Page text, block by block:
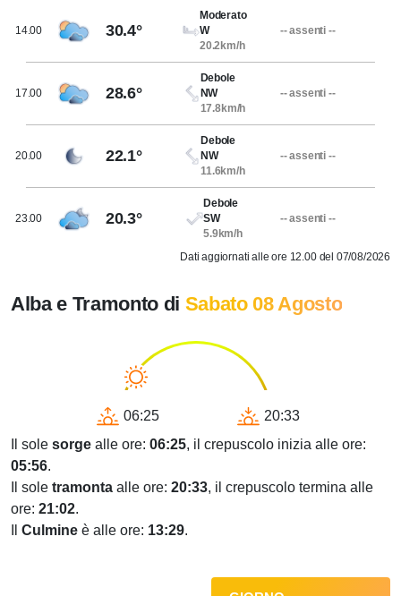
14.00 30.4°
Moderato
W
20.2km/h
-- assenti --
17.00 28.6°
Debole
NW
17.8km/h
-- assenti --
20.00 22.1°
Debole
NW
11.6km/h
-- assenti --
23.00 20.3°
Debole
SW
5.9km/h
-- assenti --
Dati aggiornati alle ore 12.00 del 07/08/2026
Alba e Tramonto di Sabato 08 Agosto
06:25
20:33
Il sole sorge alle ore: 06:25, il crepuscolo inizia alle ore:
05:56.
Il sole tramonta alle ore: 20:33, il crepuscolo termina alle
ore: 21:02.
Culmine è alle ore: 13:29.